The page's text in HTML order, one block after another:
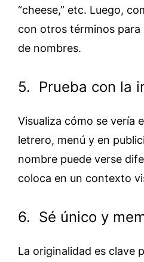
“cheese,” etc. Luego,
con otros términos para
de nombres.
5. Prueba con la
Visualiza cómo se vería
letrero, menú y en
nombre puede verse
coloca en un contexto
6. Sé único y
La originalidad es clave